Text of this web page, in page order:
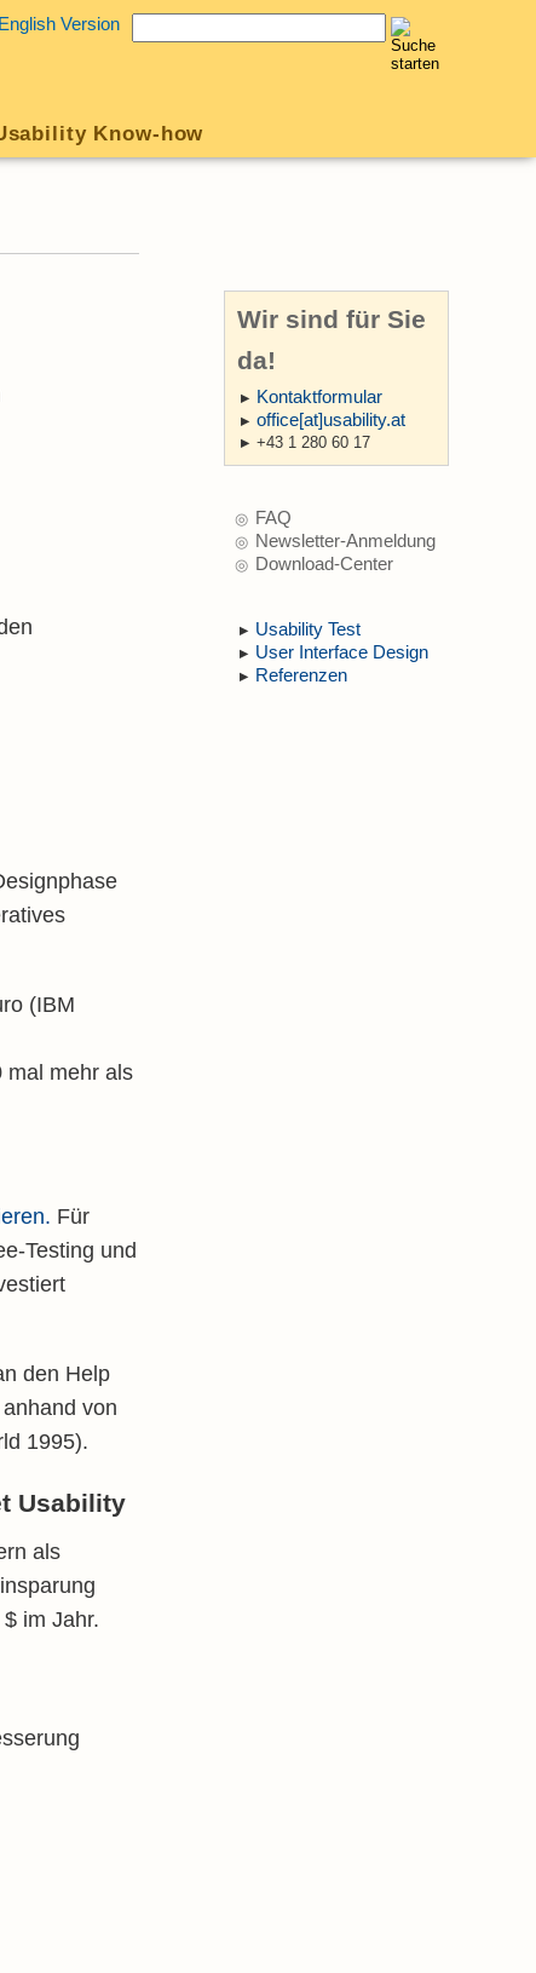
English Version
Know-how
(IBM
mal mehr als
Für
Testing und
den Help
von
1995).
Usability
als
im Jahr.
Wir sind für Sie
da!
Kontaktformular
office[at]usability.at
+43 1 280 60 17
FAQ
Newsletter-Anmeldung
Download-Center
Usability Test
User Interface Design
Referenzen